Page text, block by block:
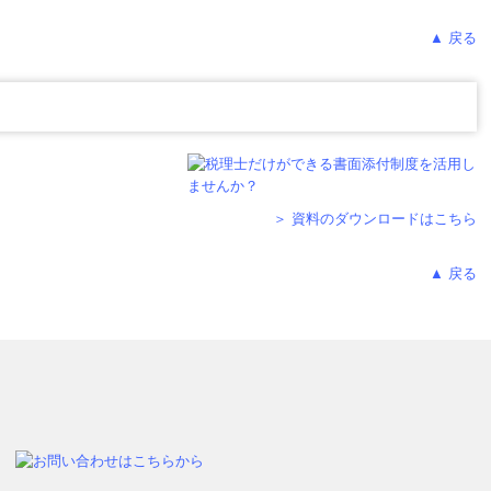
▲ 戻る
＞ 資料のダウンロードはこちら
▲ 戻る